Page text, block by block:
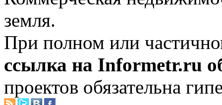
земля.
При полном или
ссылка на Informetr.ru
проектов обязательна